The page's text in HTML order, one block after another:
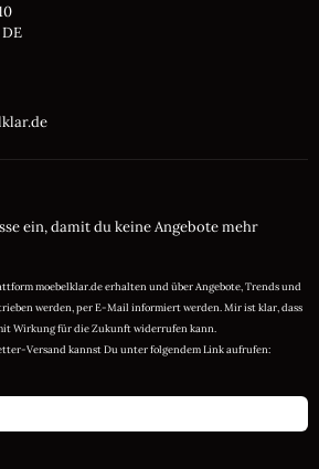
ein, damit du keine Angebote mehr
moebelklar.de erhalten und über Angebote, Trends und
werden, per E-Mail informiert werden. Mir ist klar, dass
Wirkung für die Zukunft widerrufen kann.
Versand kannst Du unter folgendem Link aufrufen: